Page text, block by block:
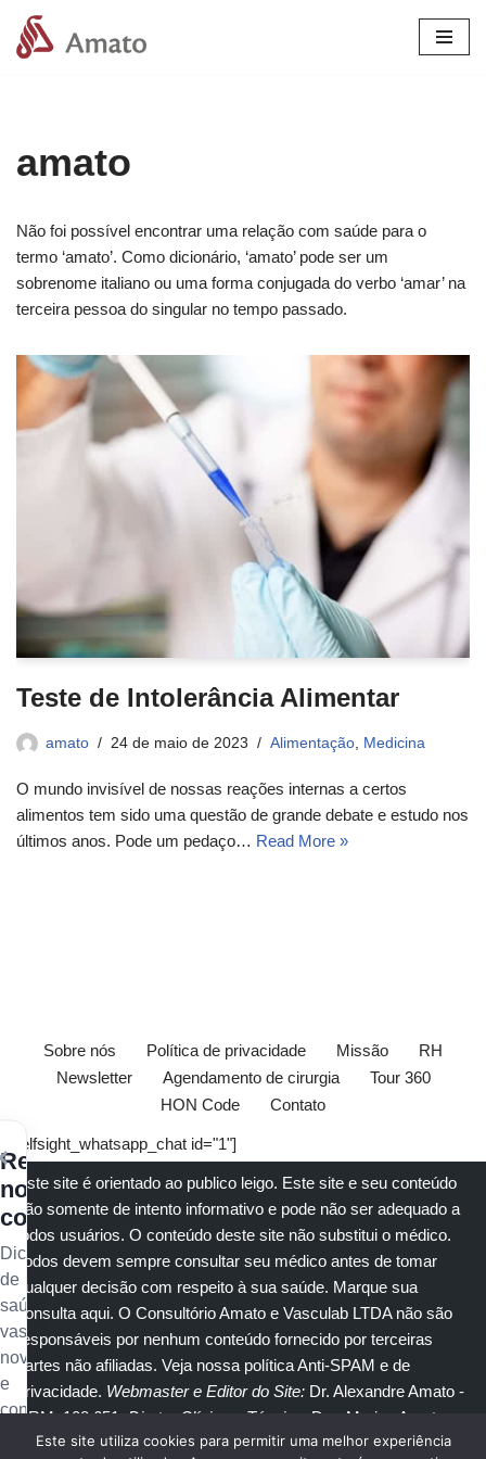
Pular
amato
Não foi possível encontrar uma relação com saúde para o
termo ‘amato’. Como dicionário, ‘amato’ pode ser um
sobrenome italiano ou uma forma conjugada do verbo ‘amar’ na
terceira pessoa do singular no tempo passado.
Teste de Intolerância Alimentar
amato 24 de maio de 2023 Alimentação Medicina
O mundo invisível de nossas reações internas a certos
alimentos tem sido uma questão de grande debate e estudo nos
últimos anos. Pode um pedaço… Read More »
Sobre nós Política de privacidade Missão
RH
Newsletter
Agendamento de cirurgia
Tour 360
HON Code
Contato
[elfsight_whatsapp_chat id="1"]
Este site é orientado ao publico leigo. Este site e seu conteúdo
são somente de intento informativo e pode não ser adequado a
todos usuários. O conteúdo deste site não substitui o médico.
Todos devem sempre consultar seu médico antes de tomar
qualquer decisão com respeito à sua saúde. Marque sua
consulta aqui. O Consultório Amato e Vasculab LTDA não são
responsáveis por nenhum conteúdo fornecido por terceiras
partes não afiliadas. Veja nossa política Anti-SPAM e de
privacidade. Webmaster e Editor do Site: Dr. Alexandre Amato -
CRM: 108.651
. Diretor Clínico e Técnico
: Dra. Marisa Amato
CRM 30400 RTE 056950.
Receba
nossos
conteúdos
Dicas
de
saúde
vascular,
novidades
e
conteúdo
exclusivo
Este site utiliza cookies para permitir uma melhor experiência